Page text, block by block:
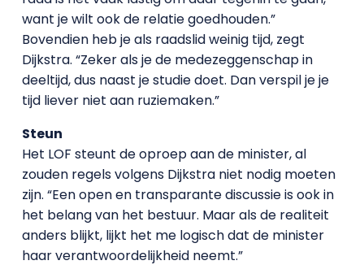
want je wilt ook de relatie goedhouden.”
Bovendien heb je als raadslid weinig tijd, zegt
Dijkstra. “Zeker als je de medezeggenschap in
deeltijd, dus naast je studie doet. Dan verspil je je
tijd liever niet aan ruziemaken.”
Steun
Het LOF steunt de oproep aan de minister, al
zouden regels volgens Dijkstra niet nodig moeten
zijn. “Een open en transparante discussie is ook in
het belang van het bestuur. Maar als de realiteit
anders blijkt, lijkt het me logisch dat de minister
haar verantwoordelijkheid neemt.”